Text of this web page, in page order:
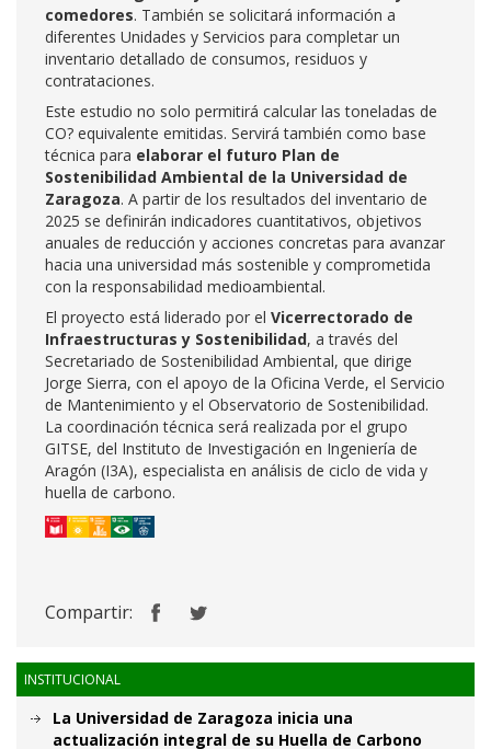
comedores. También se solicitará información a
diferentes Unidades y Servicios para completar un
inventario detallado de consumos, residuos y
contrataciones.
Este estudio no solo permitirá calcular las toneladas de
CO? equivalente emitidas. Servirá también como base
técnica para elaborar el futuro Plan de
Sostenibilidad Ambiental de la Universidad de
Zaragoza. A partir de los resultados del inventario de
2025 se definirán indicadores cuantitativos, objetivos
anuales de reducción y acciones concretas para avanzar
hacia una universidad más sostenible y comprometida
con la responsabilidad medioambiental.
El proyecto está liderado por el Vicerrectorado de
Infraestructuras y Sostenibilidad, a través del
Secretariado de Sostenibilidad Ambiental, que dirige
Jorge Sierra, con el apoyo de la Oficina Verde, el Servicio
de Mantenimiento y el Observatorio de Sostenibilidad.
La coordinación técnica será realizada por el grupo
GITSE, del Instituto de Investigación en Ingeniería de
Aragón (I3A), especialista en análisis de ciclo de vida y
huella de carbono.
Compartir:
INSTITUCIONAL
La Universidad de Zaragoza inicia una
actualización integral de su Huella de Carbono